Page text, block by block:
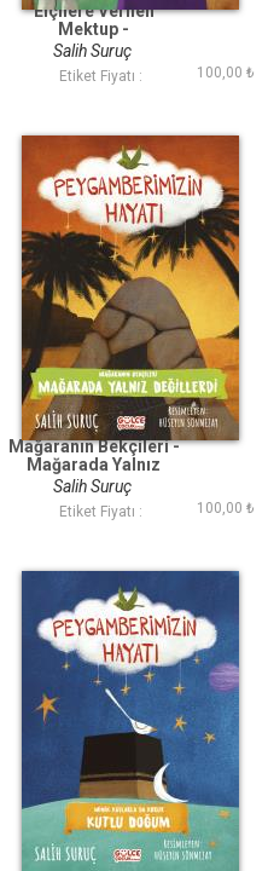
Elçilere Verilen
Mektup -
Peygamberden Giden
Mektup -
Peygamberimizin
Salih Suruç
Etiket Fiyatı : 100,00 ₺
Mağaranın Bekçileri -
Mağarada Yalnız
Değillerdi -
Peygamberimizin
Hayatı
Salih Suruç
Etiket Fiyatı : 100,00 ₺